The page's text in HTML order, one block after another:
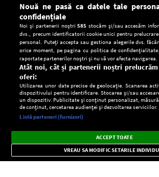
Setări:
Dark
Mode
Radio live, podcasturi, știri și alerte
importante.
Nouă ne pasă ca datele tale
confidențiale
Noi și partenerii noștri585 stocăm și/sau accesăm
dvs., precum identificatorii cookie unici pentru
personal. Puteți accepta sau gestiona alegerile dvs.
orice moment, pe pagina cu politica de
raportate partenerilor noștri și nu vă vor afecta navigarea.
Atât noi, cât și partenerii noștri
oferi:
Utilizarea unor date precise de geolocație. Scanarea
dispozitivului pentru identificare. Stocarea și/sau
un dispozitiv. Publicitate și conținut personalizat,
de conținut, cercetarea audienței și dezvoltarea serviciilor.
Listă parteneri (furnizori)
ACCEPT TOATE
VREAU SA MODIFIC SETARILE